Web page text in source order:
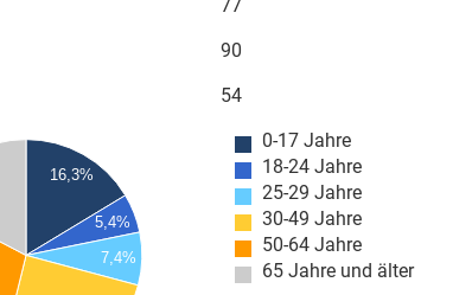
77
90
54
0-17 Jahre
18-24 Jahre
25-29 Jahre
30-49 Jahre
50-64 Jahre
65 Jahre und älter
16,3%
5,4%
7,4%